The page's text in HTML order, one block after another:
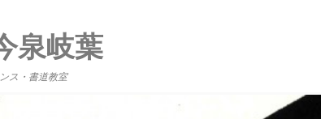
泉岐葉
ス・書道教室